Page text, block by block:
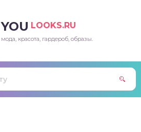
YOU LOOKS.RU
мода, красота, гардероб, образы.